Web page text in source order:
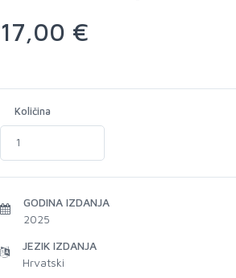
17,00 €
Količina
GODINA IZDANJA
2025
JEZIK IZDANJA
Hrvatski